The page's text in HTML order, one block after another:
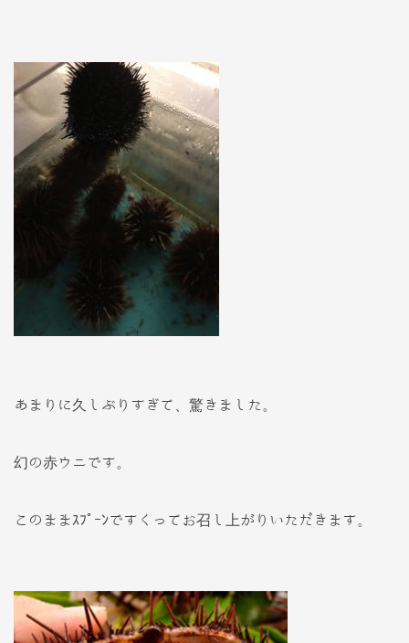
あまりに久しぶりすぎて、驚きました。
幻の赤ウニです。
このままｽﾌﾟｰﾝですくってお召し上がりいただきます。